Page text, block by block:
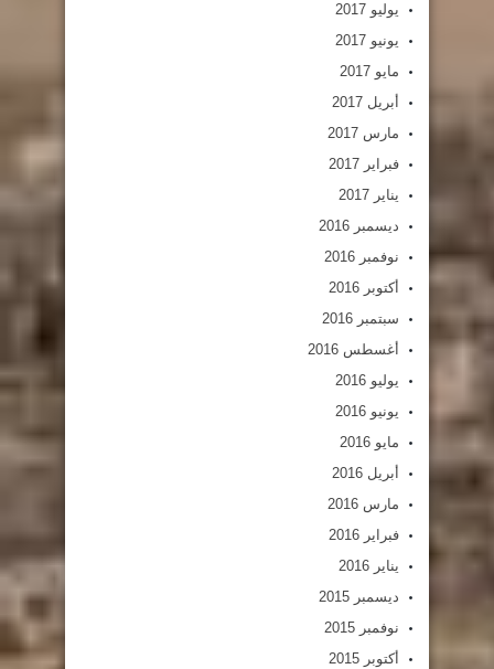
يوليو 2017
يونيو 2017
مايو 2017
أبريل 2017
مارس 2017
فبراير 2017
يناير 2017
ديسمبر 2016
نوفمبر 2016
أكتوبر 2016
سبتمبر 2016
أغسطس 2016
يوليو 2016
يونيو 2016
مايو 2016
أبريل 2016
مارس 2016
فبراير 2016
يناير 2016
ديسمبر 2015
نوفمبر 2015
أكتوبر 2015